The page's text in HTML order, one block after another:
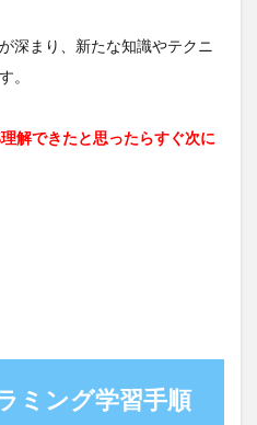
深まり、新たな知識やテクニ
。
解できたと思ったらすぐ次に
ミング学習手順